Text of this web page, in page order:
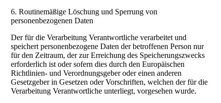
6. Routinemäßige Löschung und Sperrung von
personenbezogenen Daten
Der für die Verarbeitung Verantwortliche verarbeitet und
speichert personenbezogene Daten der betroffenen Person nur
für den Zeitraum, der zur Erreichung des Speicherungszwecks
erforderlich ist oder sofern dies durch den Europäischen
Richtlinien- und Verordnungsgeber oder einen anderen
Gesetzgeber in Gesetzen oder Vorschriften, welchen der für die
Verarbeitung Verantwortliche unterliegt, vorgesehen wurde.